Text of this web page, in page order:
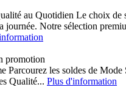
au Quotidien Le choix de
Notre sélection
promotion
Parcourez les soldes de
Qualité... Plus d'information